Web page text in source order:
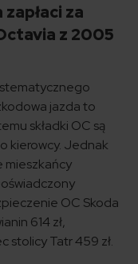
za
z 2005
jazda to
składki OC są
kierowcy. Jednak
mieszkańcy
OC Skoda
614 zł,
stolicy Tatr 459 zł.